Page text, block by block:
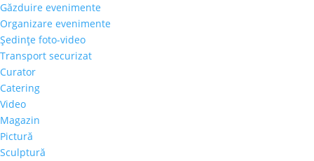
Găzduire evenimente
Organizare evenimente
Şedinţe foto-video
Transport securizat
Curator
Catering
Video
Magazin
Pictură
Sculptură